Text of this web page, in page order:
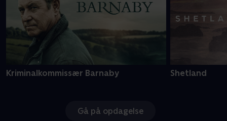
Kriminalkommissær Barnaby Shetland
Gå på opdagelse